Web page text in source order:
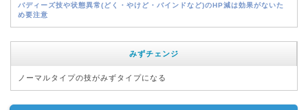
バディーズ技や状態異常(どく・やけど・バインドなど)のHP減は効果がないた
め要注意
みずチェンジ
ノーマルタイプの技がみずタイプになる